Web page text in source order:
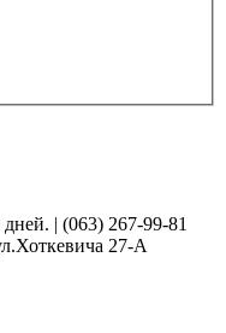
| (063) 267-99-81
27-А